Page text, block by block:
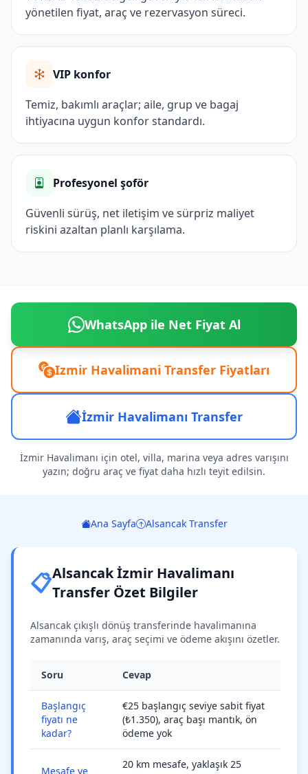
yönetilen fiyat, araç ve rezervasyon süreci.
VIP konfor
Temiz, bakımlı araçlar; aile, grup ve bagaj
ihtiyacına uygun konfor standardı.
Profesyonel şoför
Güvenli sürüş, net iletişim ve sürpriz maliyet
riskini azaltan planlı karşılama.
WhatsApp ile Net Fiyat Al
Izmir Havalimani Transfer Fiyatları
İzmir Havalimanı Transfer
İzmir Havalimanı için otel, villa, marina veya adres varışını
yazın; doğru araç ve fiyat daha hızlı teyit edilsin.
Ana Sayfa Alsancak Transfer
📋Alsancak İzmir Havalimanı
Transfer Özet Bilgiler
Alsancak çıkışlı dönüş transferinde havalimanına
zamanında varış, araç seçimi ve ödeme akışını özetler.
Soru Cevap
Başlangıç
fiyatı ne
kadar?
€25 başlangıç seviye sabit fiyat
(₺1.350), araç başı mantık, ön
ödeme yok
Mesafe ve
20 km mesafe, yaklaşık 25